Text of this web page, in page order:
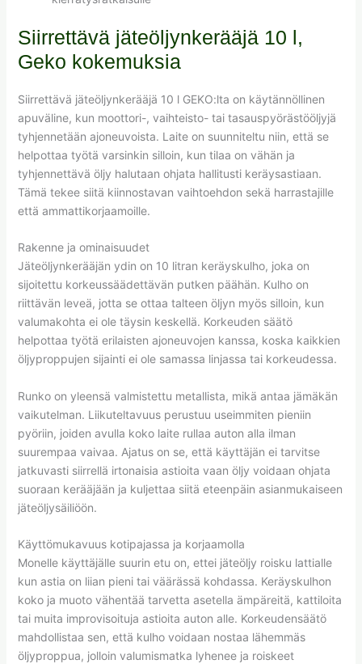
Siirrettävä jäteöljynkerääjä 10 l,
Geko kokemuksia
Siirrettävä jäteöljynkerääjä 10 l GEKO:lta on käytännöllinen
apuväline, kun moottori-, vaihteisto- tai tasauspyörästööljyjä
tyhjennetään ajoneuvoista. Laite on suunniteltu niin, että se
helpottaa työtä varsinkin silloin, kun tilaa on vähän ja
tyhjennettävä öljy halutaan ohjata hallitusti keräysastiaan.
Tämä tekee siitä kiinnostavan vaihtoehdon sekä harrastajille
että ammattikorjaamoille.
Rakenne ja ominaisuudet
Jäteöljynkerääjän ydin on 10 litran keräyskulho, joka on
sijoitettu korkeussäädettävän putken päähän. Kulho on
riittävän leveä, jotta se ottaa talteen öljyn myös silloin, kun
valumakohta ei ole täysin keskellä. Korkeuden säätö
helpottaa työtä erilaisten ajoneuvojen kanssa, koska kaikkien
öljyproppujen sijainti ei ole samassa linjassa tai korkeudessa.
Runko on yleensä valmistettu metallista, mikä antaa jämäkän
vaikutelman. Liikuteltavuus perustuu useimmiten pieniin
pyöriin, joiden avulla koko laite rullaa auton alla ilman
suurempaa vaivaa. Ajatus on se, että käyttäjän ei tarvitse
jatkuvasti siirrellä irtonaisia astioita vaan öljy voidaan ohjata
suoraan kerääjään ja kuljettaa siitä eteenpäin asianmukaiseen
jäteöljysäiliöön.
Käyttömukavuus kotipajassa ja korjaamolla
Monelle käyttäjälle suurin etu on, ettei jäteöljy roisku lattialle
kun astia on liian pieni tai väärässä kohdassa. Keräyskulhon
koko ja muoto vähentää tarvetta asetella ämpäreitä, kattiloita
tai muita improvisoituja astioita auton alle. Korkeudensäätö
mahdollistaa sen, että kulho voidaan nostaa lähemmäs
öljyproppua, jolloin valumismatka lyhenee ja roiskeet